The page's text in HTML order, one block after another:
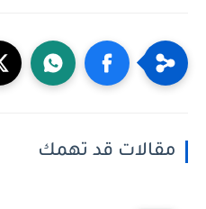
مقالات قد تهمك